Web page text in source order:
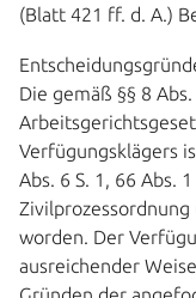
(Blatt 421 ff. d. A.)
Die gemäß §§ 8
Verfügungsklägers
Abs. 6 S. 1, 66 Abs.
worden. Der
ausreichender